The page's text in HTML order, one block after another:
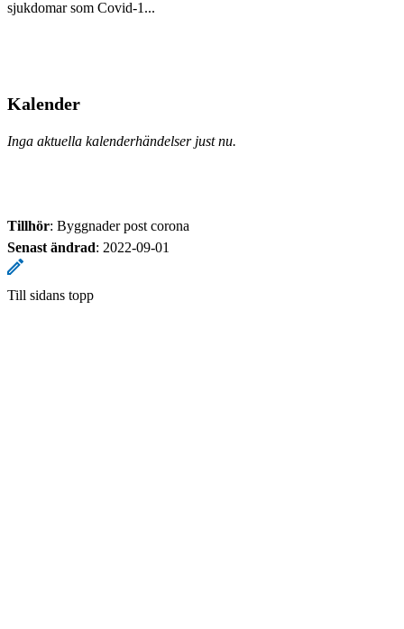
sjukdomar som Covid-1...
Kalender
Inga aktuella kalenderhändelser just nu.
Tillhör: Byggnader post corona
Senast ändrad: 2022-09-01
Till sidans topp